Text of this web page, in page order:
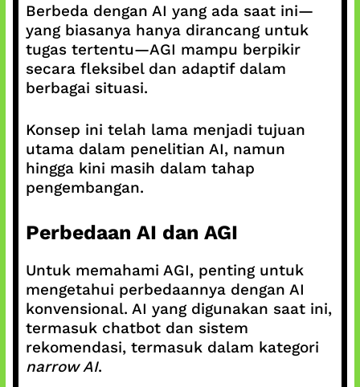
Berbeda dengan AI yang ada saat ini—
yang biasanya hanya dirancang untuk
tugas tertentu—AGI mampu berpikir
secara fleksibel dan adaptif dalam
berbagai situasi.
Konsep ini telah lama menjadi tujuan
utama dalam penelitian AI, namun
hingga kini masih dalam tahap
pengembangan.
Perbedaan AI dan AGI
Untuk memahami AGI, penting untuk
mengetahui perbedaannya dengan AI
konvensional. AI yang digunakan saat ini,
termasuk chatbot dan sistem
rekomendasi, termasuk dalam kategori
narrow AI.